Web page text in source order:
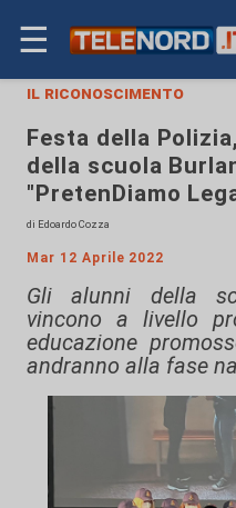
☰
il riconoscimento
Festa della
della scuola
"PretenDiamo
di Edoardo Cozza
Mar 12 Aprile 2022
Gli alunni della
vincono a livello
educazione
andranno alla fase